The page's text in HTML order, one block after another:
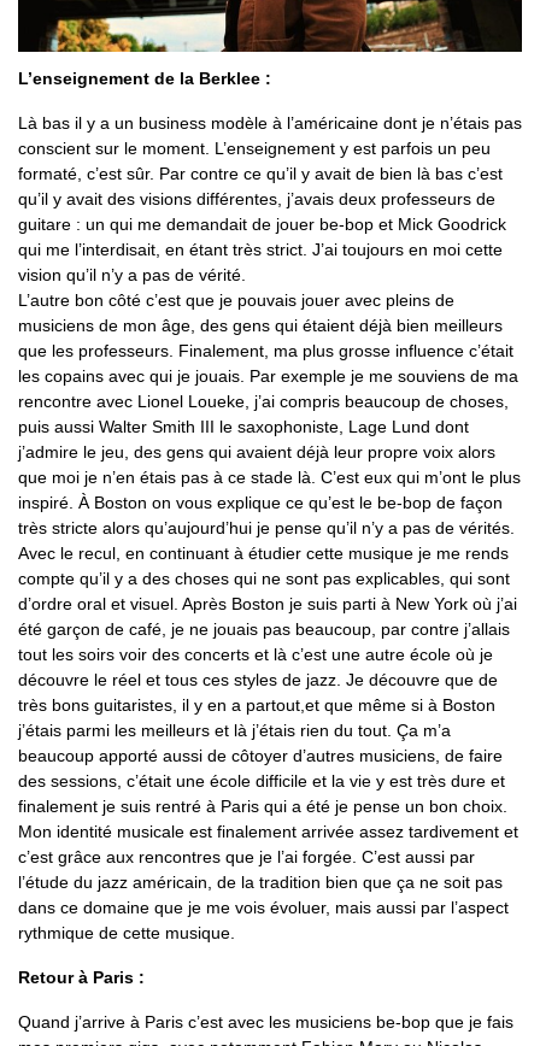
L’enseignement de la Berklee :
Là bas il y a un business modèle à l’américaine dont je n’étais pas
conscient sur le moment. L’enseignement y est parfois un peu
formaté, c’est sûr. Par contre ce qu’il y avait de bien là bas c’est
qu’il y avait des visions différentes, j’avais deux professeurs de
guitare : un qui me demandait de jouer be-bop et Mick Goodrick
qui me l’interdisait, en étant très strict. J’ai toujours en moi cette
vision qu’il n’y a pas de vérité.
L’autre bon côté c’est que je pouvais jouer avec pleins de
musiciens de mon âge, des gens qui étaient déjà bien meilleurs
que les professeurs. Finalement, ma plus grosse influence c’était
les copains avec qui je jouais. Par exemple je me souviens de ma
rencontre avec Lionel Loueke, j’ai compris beaucoup de choses,
puis aussi Walter Smith III le saxophoniste, Lage Lund dont
j’admire le jeu, des gens qui avaient déjà leur propre voix alors
que moi je n’en étais pas à ce stade là. C’est eux qui m’ont le plus
inspiré. À Boston on vous explique ce qu’est le be-bop de façon
très stricte alors qu’aujourd’hui je pense qu’il n’y a pas de vérités.
Avec le recul, en continuant à étudier cette musique je me rends
compte qu’il y a des choses qui ne sont pas explicables, qui sont
d’ordre oral et visuel. Après Boston je suis parti à New York où j’ai
été garçon de café, je ne jouais pas beaucoup, par contre j’allais
tout les soirs voir des concerts et là c’est une autre école où je
découvre le réel et tous ces styles de jazz. Je découvre que de
très bons guitaristes, il y en a partout,et que même si à Boston
j’étais parmi les meilleurs et là j’étais rien du tout. Ça m’a
beaucoup apporté aussi de côtoyer d’autres musiciens, de faire
des sessions, c’était une école difficile et la vie y est très dure et
finalement je suis rentré à Paris qui a été je pense un bon choix.
Mon identité musicale est finalement arrivée assez tardivement et
c’est grâce aux rencontres que je l’ai forgée. C’est aussi par
l’étude du jazz américain, de la tradition bien que ça ne soit pas
dans ce domaine que je me vois évoluer, mais aussi par l’aspect
rythmique de cette musique.
Retour à Paris :
Quand j’arrive à Paris c’est avec les musiciens be-bop que je fais